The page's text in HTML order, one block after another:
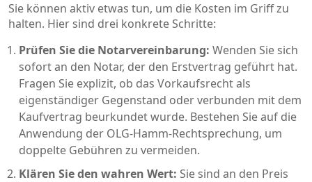
Sie können aktiv etwas tun, um die Kosten im Griff zu
halten. Hier sind drei konkrete Schritte:
Prüfen Sie die Notarvereinbarung: Wenden Sie sich
sofort an den Notar, der den Erstvertrag geführt hat.
Fragen Sie explizit, ob das Vorkaufsrecht als
eigenständiger Gegenstand oder verbunden mit dem
Kaufvertrag beurkundet wurde. Bestehen Sie auf die
Anwendung der OLG-Hamm-Rechtsprechung, um
doppelte Gebühren zu vermeiden.
Klären Sie den wahren Wert: Sie sind an den Preis